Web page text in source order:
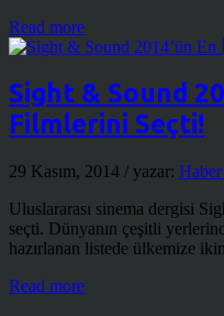
Read more
Sight & Sound
Filmlerini Seçti!
29 Kasım, 2014 / yazar:
Uluslararası sinema dergisi
seçti. Dünyanın çeşitli
hazırlanan listede ülkemize
Read more